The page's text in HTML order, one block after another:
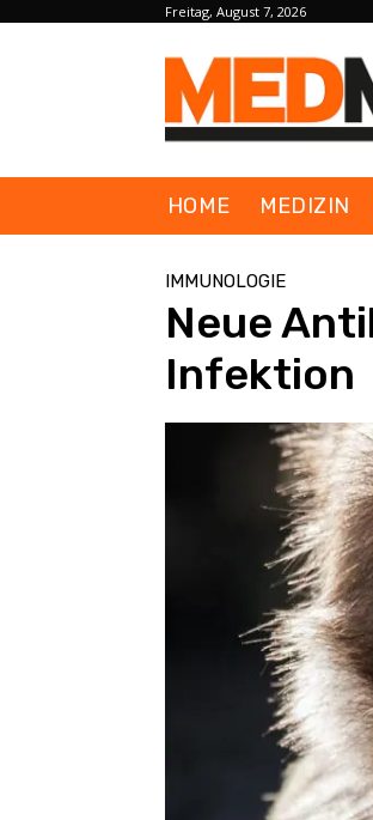
Freitag, August 7, 2026
HOME MEDIZIN
IMMUNOLOGIE
Neue
Infektion